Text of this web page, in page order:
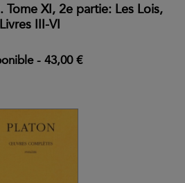
XI, 2e partie: Les Lois,
Livres III-VI
- 43,00 €